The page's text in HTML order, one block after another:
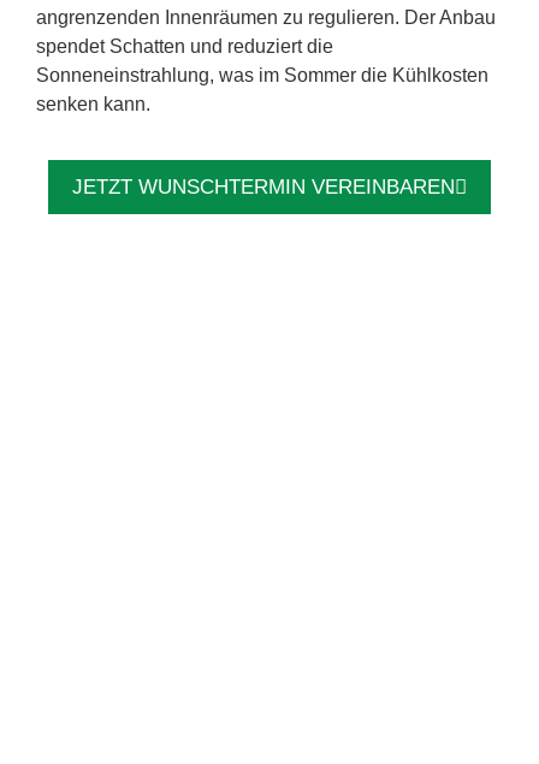
angrenzenden Innenräumen zu regulieren. Der Anbau
spendet Schatten und reduziert die
Sonneneinstrahlung, was im Sommer die Kühlkosten
senken kann.
JETZT WUNSCHTERMIN VEREINBAREN